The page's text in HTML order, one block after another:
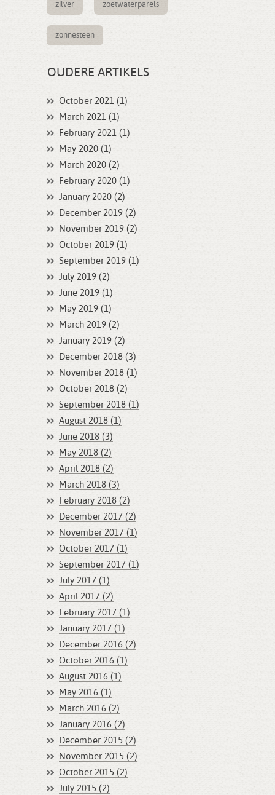
zilver zoetwaterparels
zonnesteen
OUDERE ARTIKELS
October 2021 (1)
March 2021 (1)
February 2021 (1)
May 2020 (1)
March 2020 (2)
February 2020 (1)
January 2020 (2)
December 2019 (2)
November 2019 (2)
October 2019 (1)
September 2019 (1)
July 2019 (2)
June 2019 (1)
May 2019 (1)
March 2019 (2)
January 2019 (2)
December 2018 (3)
November 2018 (1)
October 2018 (2)
September 2018 (1)
August 2018 (1)
June 2018 (3)
May 2018 (2)
April 2018 (2)
March 2018 (3)
February 2018 (2)
December 2017 (2)
November 2017 (1)
October 2017 (1)
September 2017 (1)
July 2017 (1)
April 2017 (2)
February 2017 (1)
January 2017 (1)
December 2016 (2)
October 2016 (1)
August 2016 (1)
May 2016 (1)
March 2016 (2)
January 2016 (2)
December 2015 (2)
November 2015 (2)
October 2015 (2)
July 2015 (2)